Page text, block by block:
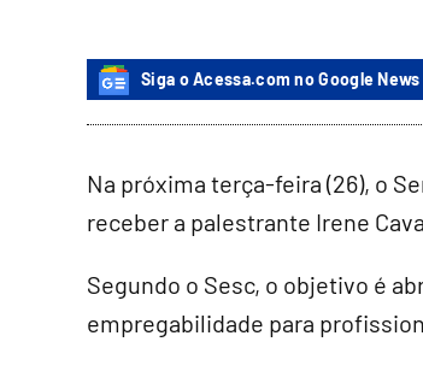
Siga o Acessa.com no Google News
Na próxima terça-feira (26), o
receber a palestrante Irene
Segundo o Sesc, o objetivo é
empregabilidade para